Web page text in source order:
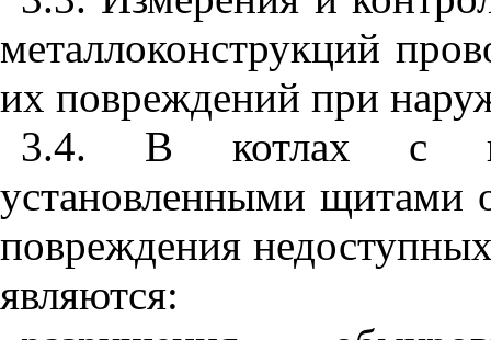
металлоконструкций
их повреждений при
3.4. В котлах с
установленными щитами
повреждения
являются: